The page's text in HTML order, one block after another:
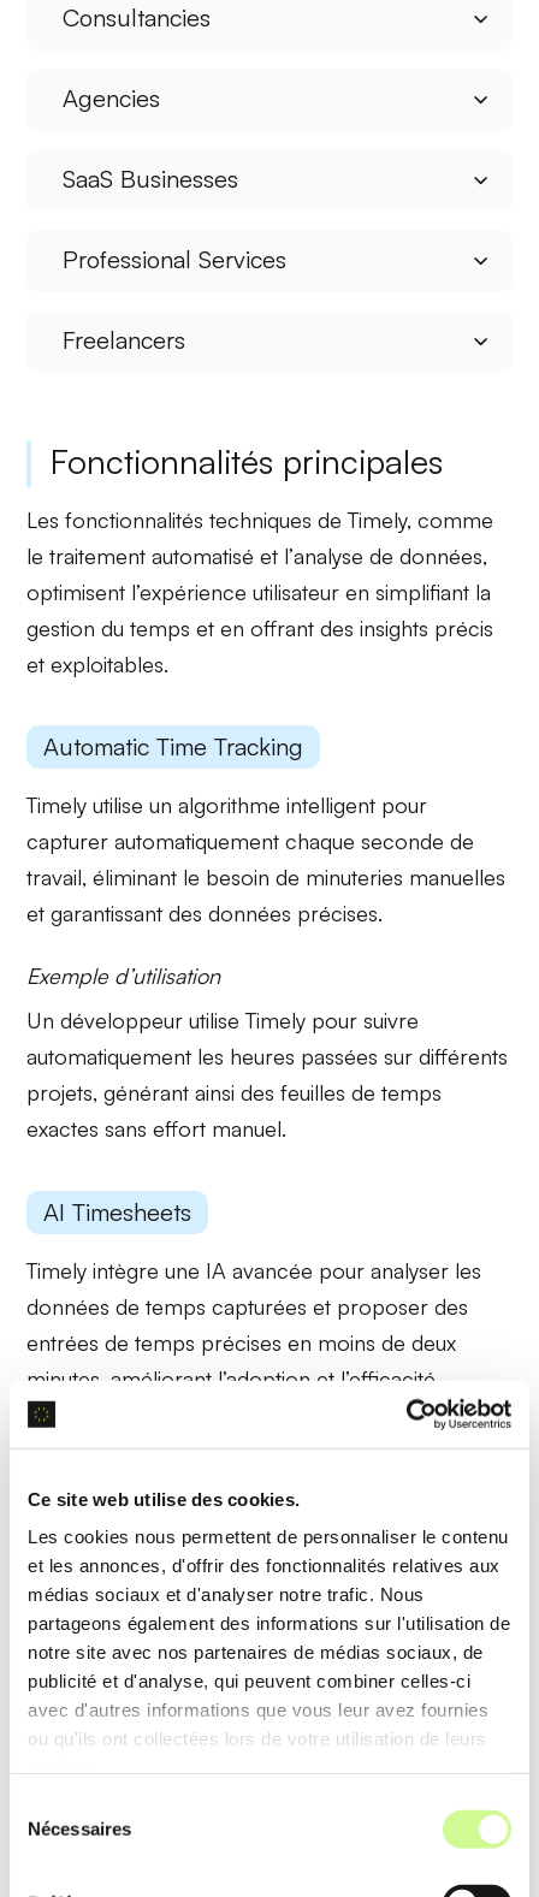
Ce site web utilise des cookies.
Les cookies nous permettent de personnaliser le contenu
et les annonces, d'offrir des fonctionnalités relatives aux
médias sociaux et d'analyser notre trafic. Nous
partageons également des informations sur l'utilisation de
notre site avec nos partenaires de médias sociaux, de
publicité et d'analyse, qui peuvent combiner celles-ci
avec d'autres informations que vous leur avez fournies
ou qu'ils ont collectées lors de votre utilisation de leurs
Nécessaires
Consultancies
Agencies
SaaS Businesses
Professional Services
Freelancers
Fonctionnalités principales
Les fonctionnalités techniques de Timely, comme
letraitement automatisé et l’analyse de données,
optimisent l’expérience utilisateur en simplifiant la
gestion du temps et en offrant des insights précis
et exploitables.
Automatic Time Tracking
Timely utilise unalgorithme intelligent pour
capturer automatiquement chaque seconde de
travail, éliminant le besoin de minuteries manuelles
et garantissant des données précises.
Exemple d’utilisation
Un développeur utiliseTimely pour suivre
automatiquement les heures passées sur différents
projets, générant ainsi des feuilles de temps
exactes sans effort manuel.
AI Timesheets
Timely intègre une IA avancée pour analyser les
données de temps capturées et proposer des
entrées de temps précises en moins de deux
minutes, améliorant l’adoption et l’efficacité.
administrative et se concentrant sur les tâches à
haute valeur ajoutée.
Memory Tracker
LeMemory Trackerenregistre chaque tâche
effectuée, garantissant une précision totale dans le
suivi du temps de manière automatique et continue.